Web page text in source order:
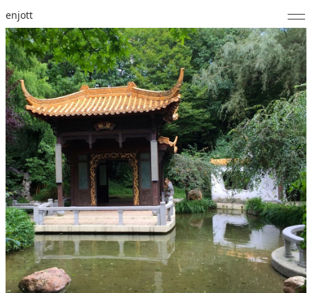
enjott
Home
Selected Works
Werkverzeichnis
About
Fotos
Kalender
Publikationen
Notizen